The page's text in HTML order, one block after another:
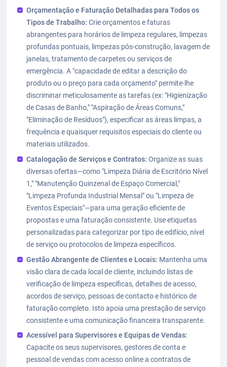
Orçamentação e Faturação Detalhadas para Todos os
Tipos de Trabalho: Crie orçamentos e faturas
abrangentes para horários de limpeza regulares, limpezas
profundas pontuais, limpezas pós-construção, lavagem de
janelas, tratamento de carpetes ou serviços de
emergência. A "capacidade de editar a descrição do
produto ou o preço para cada orçamento" permite-lhe
discriminar meticulosamente as tarefas (ex: "Higienização
de Casas de Banho," "Aspiração de Áreas Comuns,"
"Eliminação de Resíduos"), especificar as áreas limpas, a
frequência e quaisquer requisitos especiais do cliente ou
materiais utilizados.
Catalogação de Serviços e Contratos: Organize as suas
diversas ofertas—como "Limpeza Diária de Escritório Nível
1," "Manutenção Quinzenal de Espaço Comercial,"
"Limpeza Profunda Industrial Mensal" ou "Limpeza de
Eventos Especiais"—para uma geração eficiente de
propostas e uma faturação consistente. Use etiquetas
personalizadas para categorizar por tipo de edifício, nível
de serviço ou protocolos de limpeza específicos.
Gestão Abrangente de Clientes e Locais: Mantenha uma
visão clara de cada local de cliente, incluindo listas de
verificação de limpeza específicas, detalhes de acesso,
acordos de serviço, pessoas de contacto e histórico de
faturação completo. Isto apoia uma prestação de serviço
consistente e uma comunicação financeira transparente.
Acessível para Supervisores e Equipas de Vendas:
Capacite os seus supervisores, gestores de conta e
pessoal de vendas com acesso online a contratos de